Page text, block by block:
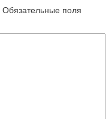
Обязательные поля